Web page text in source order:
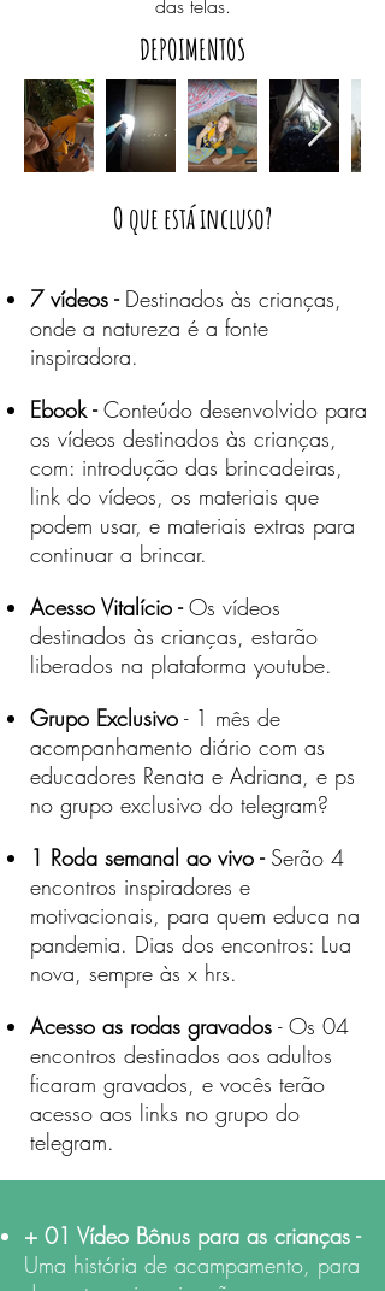
das telas.
DEPOIMENTOS
O que está incluso?
7 vídeos - Destinados às crianças,
onde a natureza é a fonte
inspiradora.
Ebook -Conteúdo desenvolvido para
os vídeos destinados às crianças,
com: introdução das brincadeiras,
link do vídeos, os materiais que
podem usar, e materiais extras para
continuar a brincar.
Acesso Vitalício -Os vídeos
destinados às crianças, estarão
liberados na plataforma youtube.
Grupo Exclusivo - 1 mês de
acompanhamento diário com as
educadores Renata e Adriana, e ps
no grupo exclusivo do telegram?
1 Roda semanal ao vivo - Serão 4
encontros inspiradores e
motivacionais, para quem educa na
pandemia. Dias dos encontros: Lua
nova, sempre às x hrs.
Acesso as rodas gravados - Os 04
encontros destinados aos adultos
ficaram gravados, e vocês terão
acesso aos links no grupo do
telegram.
+ 01 Vídeo Bônus para as crianças -
Uma história de acampamento, para